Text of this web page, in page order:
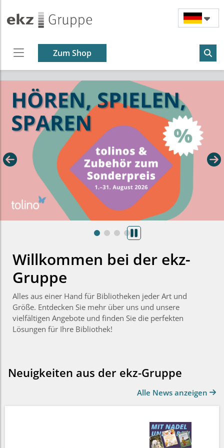
Zum Shop
Willkommen bei der ekz-
Gruppe
Alles aus einer Hand für Bibliotheken jeder Art und
Größe. Entdecken Sie mehr über uns und unsere
vielfältigen Angebote und finden Sie die perfekten
Lösungen für Ihre Bibliothek!
Neuigkeiten aus der ekz-Gruppe
Alle News anzeigen